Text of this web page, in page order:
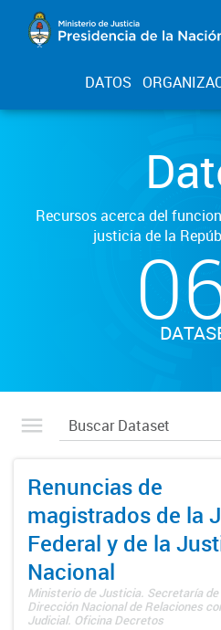
DATOS
Recursos acerca del
justicia de la
Renuncias de
magistrados de la
Federal y de la
Nacional
Ministerio de Justicia. Secretaría
Dirección Nacional de Relaciones
Judicial. Oficina Decretos